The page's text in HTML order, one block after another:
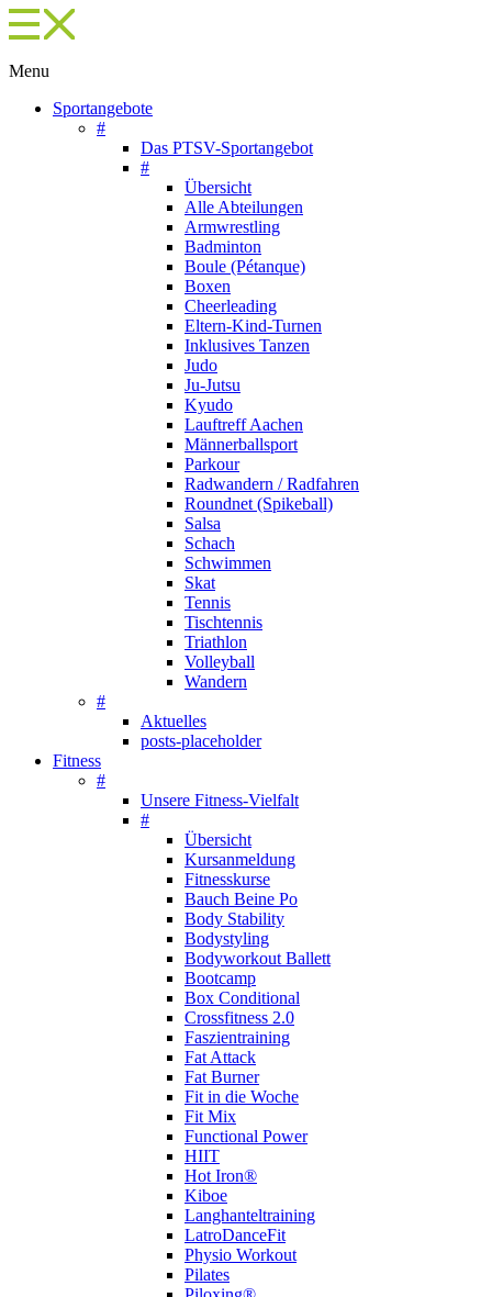
Menu
Sportangebote
#
Das PTSV-Sportangebot
#
Übersicht
Alle Abteilungen
Armwrestling
Badminton
Boule (Pétanque)
Boxen
Cheerleading
Eltern-Kind-Turnen
Inklusives Tanzen
Judo
Ju-Jutsu
Kyudo
Lauftreff Aachen
Männerballsport
Parkour
Radwandern / Radfahren
Roundnet (Spikeball)
Salsa
Schach
Schwimmen
Skat
Tennis
Tischtennis
Triathlon
Volleyball
Wandern
#
Aktuelles
posts-placeholder
Fitness
#
Unsere Fitness-Vielfalt
#
Übersicht
Kursanmeldung
Fitnesskurse
Bauch Beine Po
Body Stability
Bodystyling
Bodyworkout Ballett
Bootcamp
Box Conditional
Crossfitness 2.0
Faszientraining
Fat Attack
Fat Burner
Fit in die Woche
Fit Mix
Functional Power
HIIT
Hot Iron®
Kiboe
Langhanteltraining
LatroDanceFit
Physio Workout
Pilates